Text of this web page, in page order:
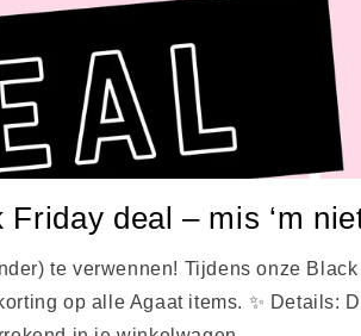
Friday deal – mis ‘m
te verwennen! Tijdens onze Black
op alle Agaat items. ✨ Details: